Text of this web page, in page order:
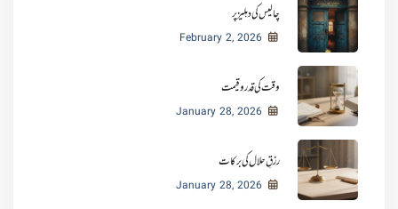
چالیس کی دہلیز پر
February 2, 2026
وقت کی قدر و قیمت
January 28, 2026
رزقِ حلال کی برکات
January 28, 2026